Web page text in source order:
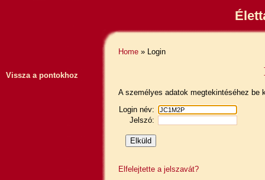
Vissza a pontokhoz
Home » Login
A személyes adatok megtekintéséhez be
Login név:
Jelszó:
Elfelejtette a jelszavát?